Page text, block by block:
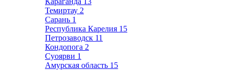
Темиртау 2
Сарань 1
Республика Карелия 15
Петрозаводск 11
Кондопога 2
Суоярви 1
Амурская область 15